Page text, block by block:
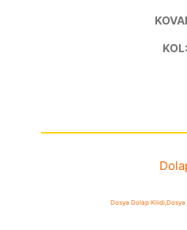
KOL:
Dosya Dolap Kilidi, Dosya